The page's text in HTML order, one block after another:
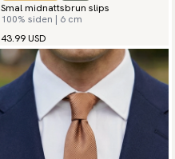
Smal midnattsbrun slips
100% siden | 6 cm
43.99 USD